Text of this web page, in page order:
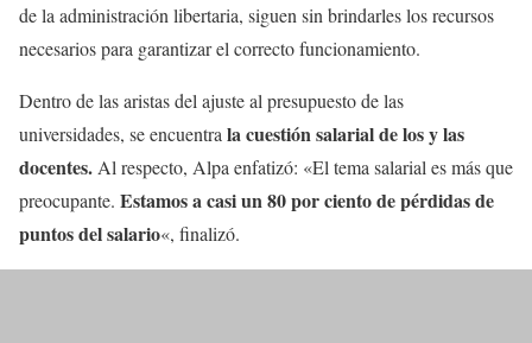
de la administración libertaria, siguen sin brindarles los recursos
necesarios para garantizar el correcto funcionamiento.
Dentro de las aristas del ajuste al presupuesto de las
universidades, se encuentra la cuestión salarial de los y las
docentes. Al respecto, Alpa enfatizó: «El tema salarial es más que
preocupante. Estamos a casi un 80 por ciento de pérdidas de
puntos del salario«, finalizó.